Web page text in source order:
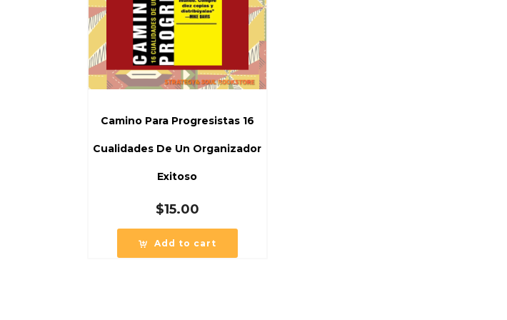
Camino Para Progresistas 16
Cualidades De Un Organizador
Exitoso
$15.00
Add to cart